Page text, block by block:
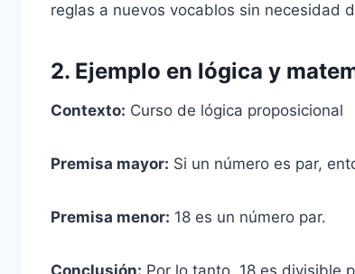
reglas a nuevos vocablos sin necesidad
2. Ejemplo en lógica y
Contexto: Curso de lógica proposicional
Premisa mayor: Si un número es par,
Premisa menor: 18 es un número par.